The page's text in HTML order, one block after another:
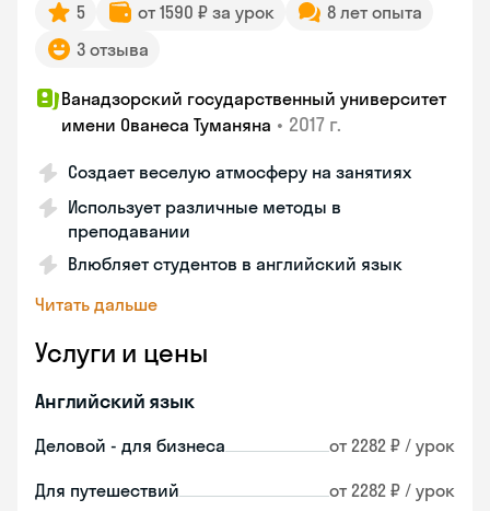
5 от 1590 ₽ за урок
8 лет опыта
3 отзыва
Ванадзорский государственный университет
имени Ованеса Туманяна • 2017 г.
Создает веселую атмосферу на занятиях
Использует различные методы в
преподавании
Влюбляет студентов в английский язык
Читать дальше
Услуги и цены
Английский язык
Деловой - для бизнеса от 2282 ₽ / урок
Для путешествий от 2282 ₽ / урок